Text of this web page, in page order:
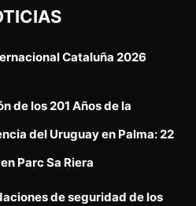
Cataluña 2026
de los 201 Años de la
del Uruguay en Palma: 22
Parc Sa Riera
de seguridad de los